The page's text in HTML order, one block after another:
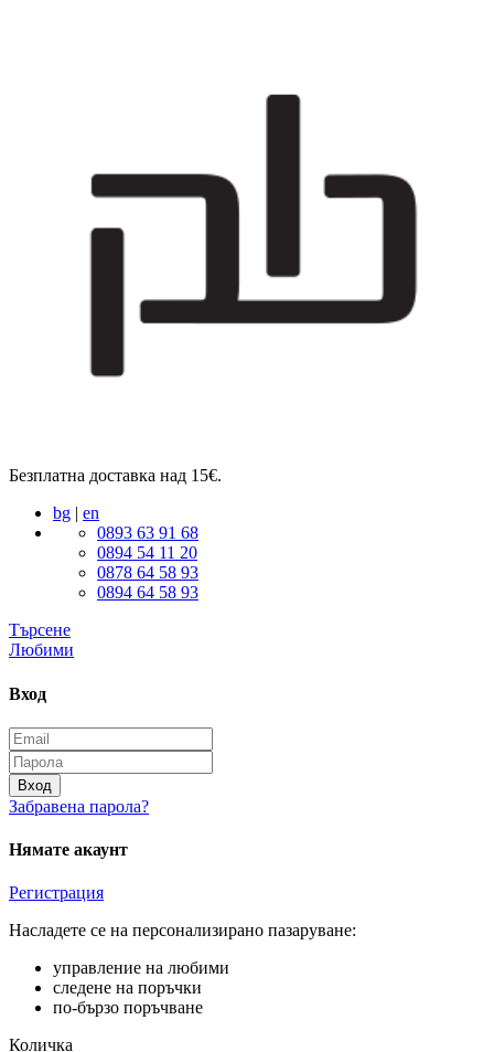
Безплатна доставка над 15€.
bg | en
0893 63 91 68
0894 54 11 20
0878 64 58 93
0894 64 58 93
Търсене
Любими
Вход
Вход
Забравена парола?
Нямате акаунт
Регистрация
Насладете се на персонализирано пазаруване:
управление на любими
следене на поръчки
по-бързо поръчване
Количка